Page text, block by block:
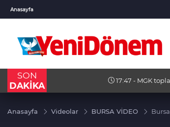
Anasayfa
USD
47,5855
SON
DAKİKA
17:47 - MGK toplantısı başladı:
Anasayfa Videolar BURSA VİDEO